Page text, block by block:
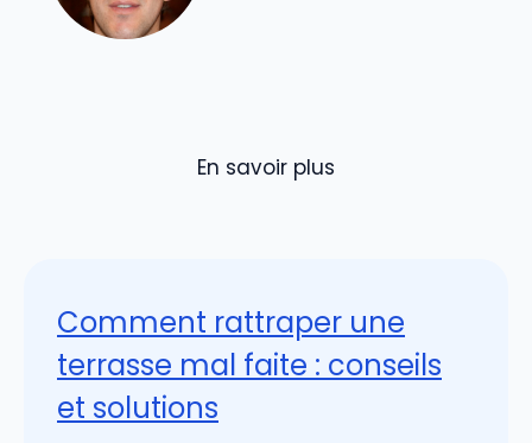
En savoir plus
Comment rattraper une
terrasse mal faite : conseils
et solutions